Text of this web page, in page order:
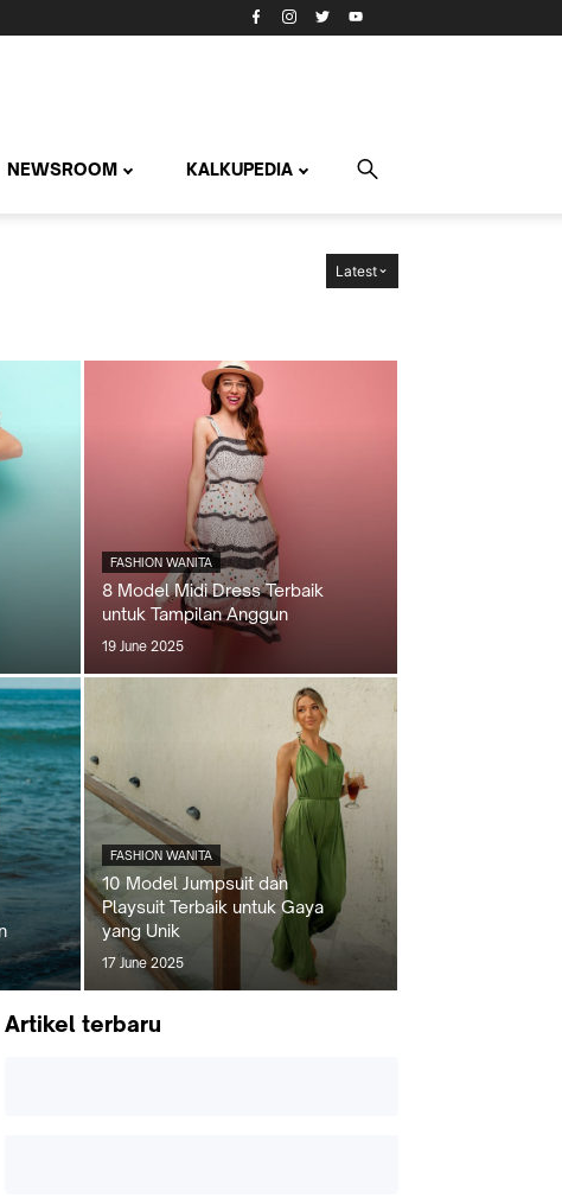
NEWSROOM KALKUPEDIA
FASHION WANITA
8 Model Midi Dress Terbaik
untuk Tampilan Anggun
19 June 2025
FASHION WANITA
10 Model Jumpsuit dan
Playsuit Terbaik untuk Gaya
yang Unik
17 June 2025
Artikel terbaru